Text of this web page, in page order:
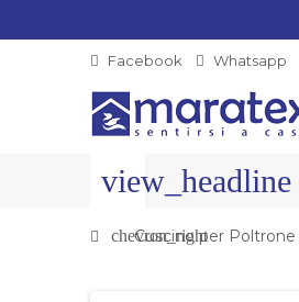
Facebook Whatsapp
view_headline
chevron_right
Cuscino per